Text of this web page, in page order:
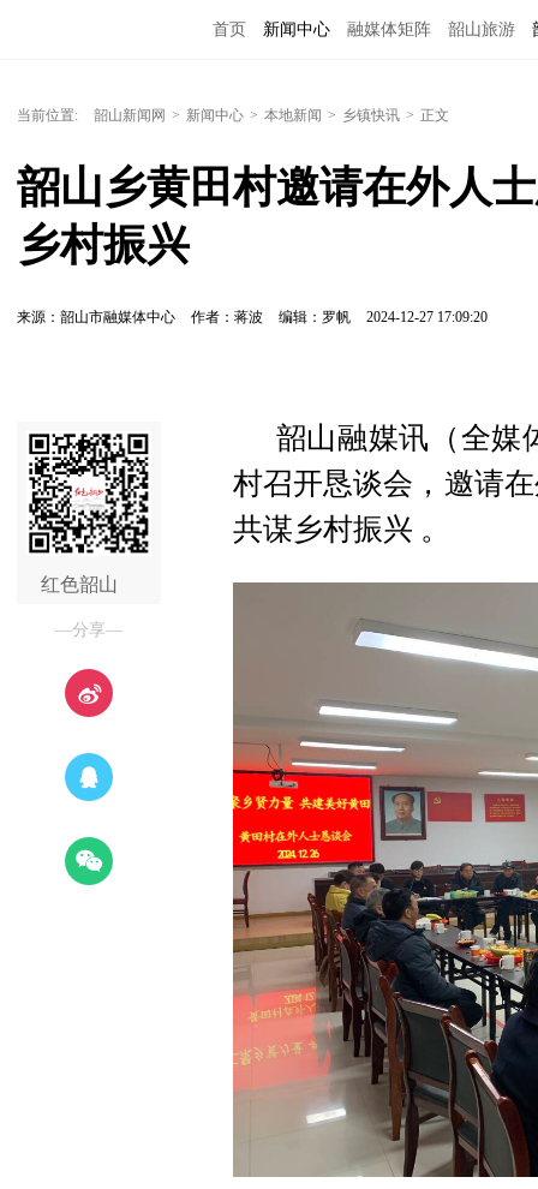
首页 新闻中心 融媒体矩阵 韶山旅游
当前位置: 韶山新闻网 > 新闻中心 > 本地新闻 > 乡镇快讯 > 正文
韶山乡黄田村邀请在外人
乡村振兴
来源：韶山市融媒体中心 作者：蒋波 编辑：罗帆 2024-12-27 17:09:20
红色韶山
—分享—
韶山融媒讯（全媒
村召开恳谈会，邀请
共谋乡村振兴 。